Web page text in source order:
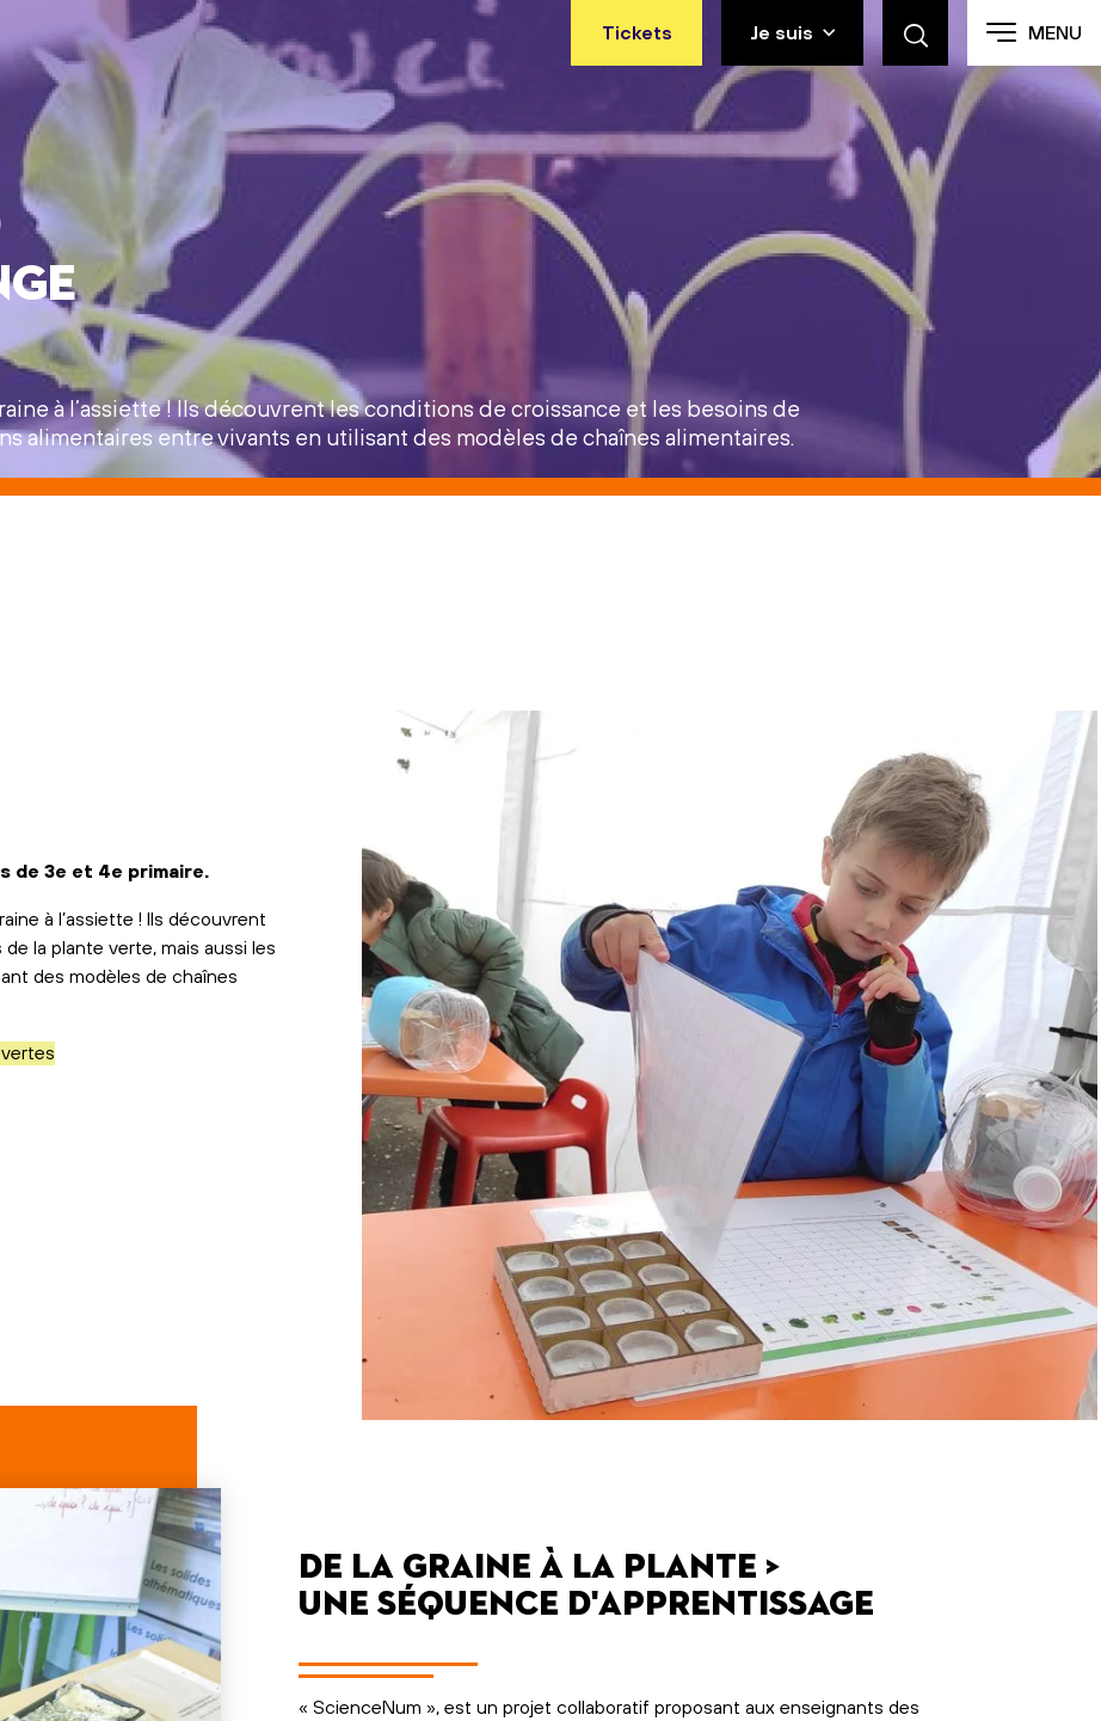
Tickets Je suis MENU
à l’assiette ! Ils découvrent les conditions de croissance et les besoins de
alimentaires entre vivants en utilisant des modèles de chaînes alimentaires.
de 3e et 4e primaire.
à l’assiette ! Ils découvrent
la plante verte, mais aussi les
des modèles de chaînes
De la graine à la plante >
une séquence d'apprentissage
« ScienceNum », est un projet collaboratif proposant aux enseignants des